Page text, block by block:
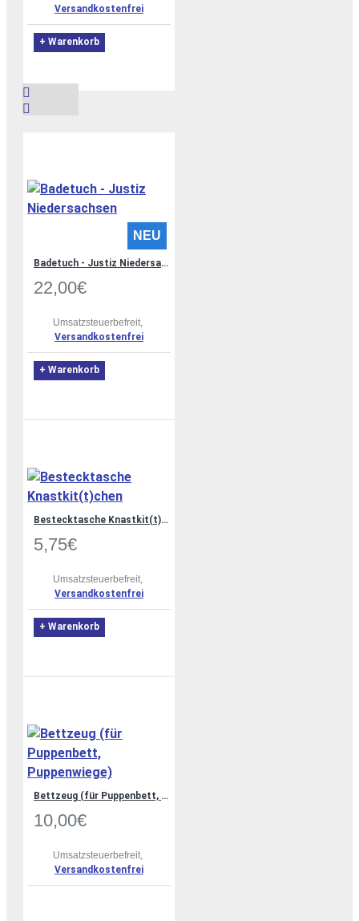
Versandkostenfrei
+ Warenkorb
NEU
Badetuch - Justiz Niedersachsen
22,00€
Umsatzsteuerbefreit,
Versandkostenfrei
+ Warenkorb
Bestecktasche Knastkit(t)chen
5,75€
Umsatzsteuerbefreit,
Versandkostenfrei
+ Warenkorb
Bettzeug (für Puppenbett, Puppenwiege)
10,00€
Umsatzsteuerbefreit,
Versandkostenfrei